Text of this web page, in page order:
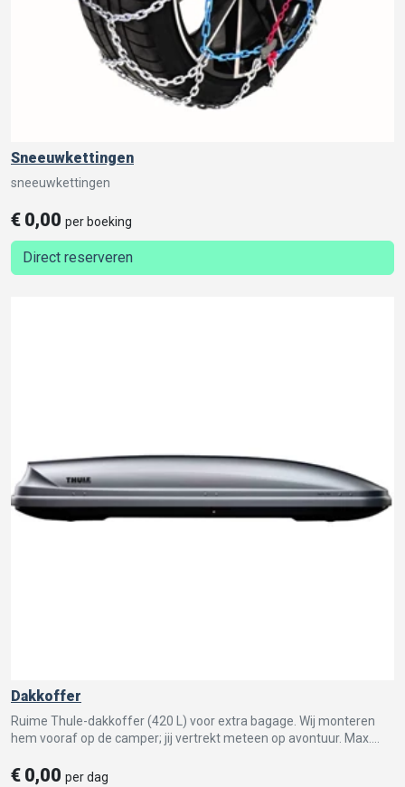
Sneeuwkettingen
sneeuwkettingen
€ 0,00 per boeking
Direct reserveren
Dakkoffer
Ruime Thule-dakkoffer (420 L) voor extra bagage. Wij monteren
hem vooraf op de camper; jij vertrekt meteen op avontuur. Max.
€ 0,00 per dag